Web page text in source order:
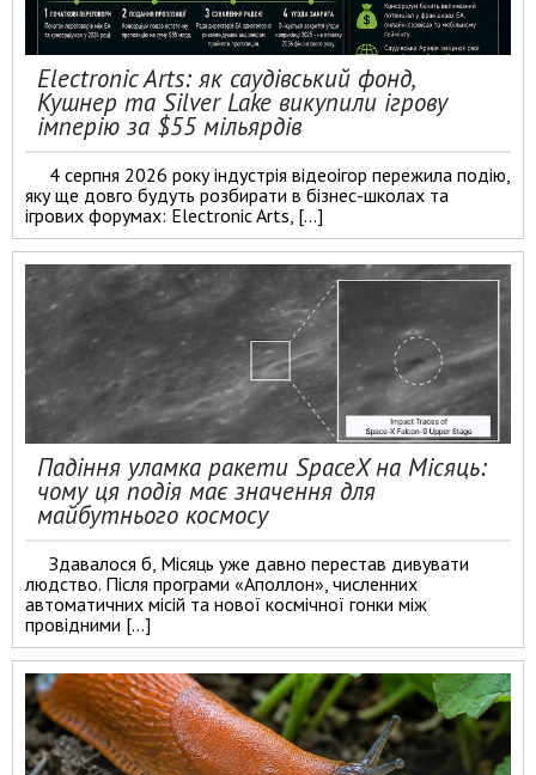
Electronic Arts: як саудівський фонд,
Кушнер та Silver Lake викупили ігрову
імперію за $55 мільярдів
4 серпня 2026 року індустрія відеоігор пережила подію,
яку ще довго будуть розбирати в бізнес-школах та
ігрових форумах: Electronic Arts, […]
Падіння уламка ракети SpaceX на Місяць:
чому ця подія має значення для
майбутнього космосу
Здавалося б, Місяць уже давно перестав дивувати
людство. Після програми «Аполлон», численних
автоматичних місій та нової космічної гонки між
провідними […]